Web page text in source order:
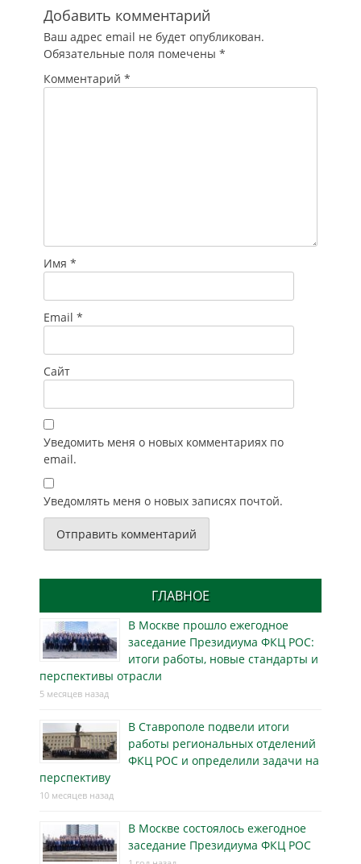
топливной
компании.
Мероприятие
прошло в рамках
проекта
«Безопасный округ»
Добавить комментарий
Ваш адрес email не будет опубликован.
Обязательные поля помечены *
Комментарий *
Имя *
Email *
Сайт
Уведомить меня о новых комментариях по
email.
Уведомлять меня о новых записях почтой.
ГЛАВНОЕ
В Москве прошло ежегодное
заседание Президиума ФКЦ РОС:
итоги работы, новые стандарты и
перспективы отрасли
5 месяцев назад
В Ставрополе подвели итоги
работы региональных отделений
ФКЦ РОС и определили задачи на
перспективу
10 месяцев назад
В Москве состоялось ежегодное
заседание Президиума ФКЦ РОС